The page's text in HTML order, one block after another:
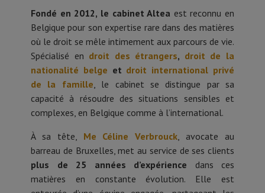
Fondé en 2012, le cabinet Altea est reconnu en
Belgique pour son expertise rare dans des matières
où le droit se mêle intimement aux parcours de vie.
Spécialisé en droit des étrangers, droit de la
nationalité belge et droit international privé
de la famille, le cabinet se distingue par sa
capacité à résoudre des situations sensibles et
complexes, en Belgique comme à l’international.
À sa tête, Me Céline Verbrouck, avocate au
barreau de Bruxelles, met au service de ses clients
plus de 25 années d’expérience dans ces
matières en constante évolution. Elle est